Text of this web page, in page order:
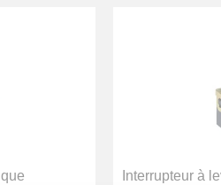
Interrupteur à